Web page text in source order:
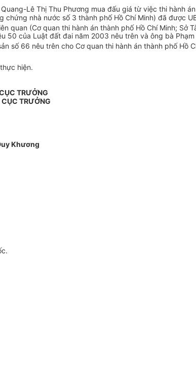
Lê Thị Thu Phương mua đấu giá từ việc thi hành
nhà nước số 3 thành phố Hồ Chí Minh) đã được
quan (Cơ quan thi hành án thành phố Hồ Chí Minh; Sở
50 của Luật đất đai năm 2003 nêu trên và ông bà
số 66 nêu trên cho Cơ quan thi hành án thành phố Hồ
hiện.
TRƯỞNG
CỤC TRƯỞNG
Khương